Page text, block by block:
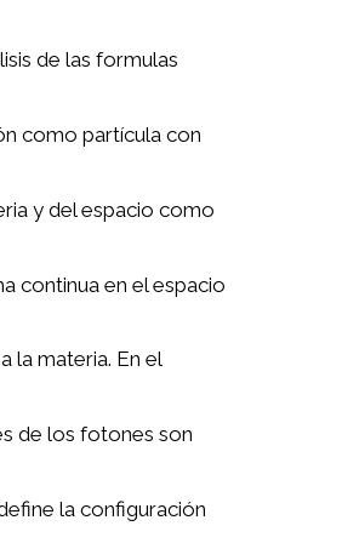
de las formulas
como partícula con
y del espacio como
continua en el espacio
la materia. En el
de los fotones son
la configuración